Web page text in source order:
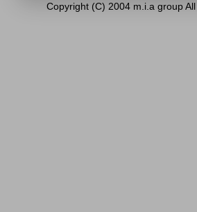
Copyright (C) 2004 m.i.a group